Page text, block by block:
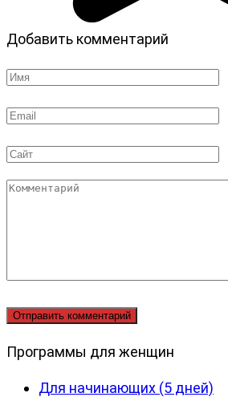
Добавить комментарий
Имя
Email
Сайт
Комментарий
Программы для женщин
Для начинающих (5 дней)